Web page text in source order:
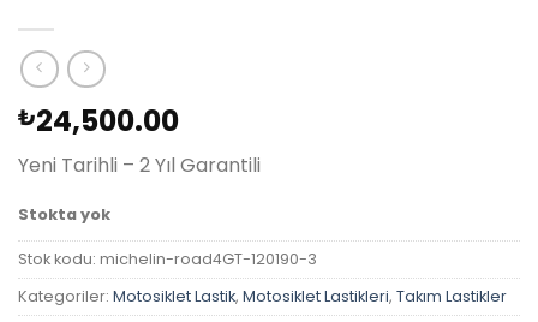
₺24,500.00
Yeni Tarihli – 2 Yıl Garantili
Stokta yok
Stok kodu: michelin-road4GT-120190-3
Kategoriler: Motosiklet Lastik, Motosiklet Lastikleri, Takım Lastikler